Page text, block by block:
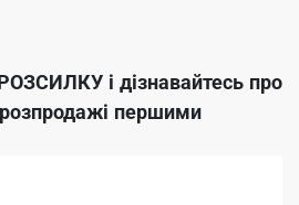
і дізнавайтесь про
першими